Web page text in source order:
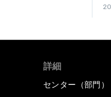
詳細
センター（部門）